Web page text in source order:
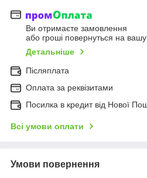
Ви отримаєте замовлення
або гроші повернуться на вашу
Детальніше
Післяплата
Оплата за реквізитами
Посилка в кредит від Нової
Всі умови оплати
Умови повернення